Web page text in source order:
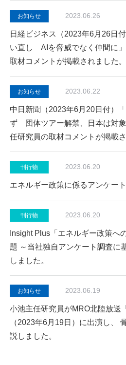
お知らせ 2023.06.26
日経ビジネス（2023年6月26日
い直し AIを脅威でなく仲間に
取材コメントが掲載されました。
お知らせ 2023.06.22
中日新聞（2023年6月20日付）
ず 団体ツアー解禁、日本は対
任研究員の取材コメントが掲載さ
刊行物 2023.06.20
エネルギー政策に係るアンケー
刊行物 2023.06.20
Insight Plus「エネルギー政策へ
題 ～当社独自アンケート調査に
しました。
お知らせ 2023.06.19
小池主任研究員がMRO北陸放送
（2023年6月19日）に出演し、
説しました。